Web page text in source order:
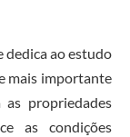
dedica ao estudo
mais importante
as propriedades
as condições